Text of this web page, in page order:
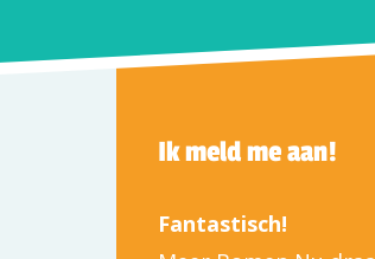
Ik meld me aan!
Fantastisch!